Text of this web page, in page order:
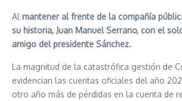
Al mantener al frente de la compañía
su historia, Juan Manuel Serrano, con el
amigo del presidente Sánchez.
La magnitud de la catastrófica gestión de
evidencian las cuentas oficiales del año
otro año más de pérdidas en la cuenta de